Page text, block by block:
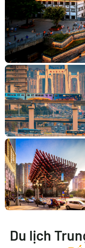
Du lịch